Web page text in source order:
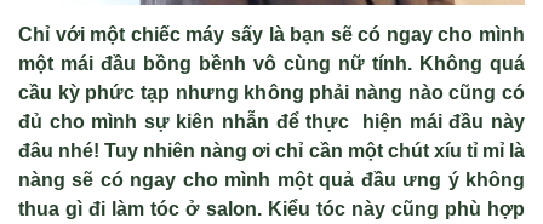
Chỉ với một chiếc máy sấy l à bạn sẽ có ngay cho mình
một mái đầu bồng bềnh vô cùng nữ tính. Không quá
cầu kỳ phức tạp nhưng không phải nàng nào cũng có
đủ cho mình sự kiên nhẫn để thực hiện mái đầu này
đâu nhé! Tuy nhiên nàng ơi chỉ cần một chút xíu tỉ mỉ là
nàng sẽ có ngay cho mình một quả đầu ưng ý không
thua gì đi làm tócở salon. Kiểu tóc này cũng phù hợp